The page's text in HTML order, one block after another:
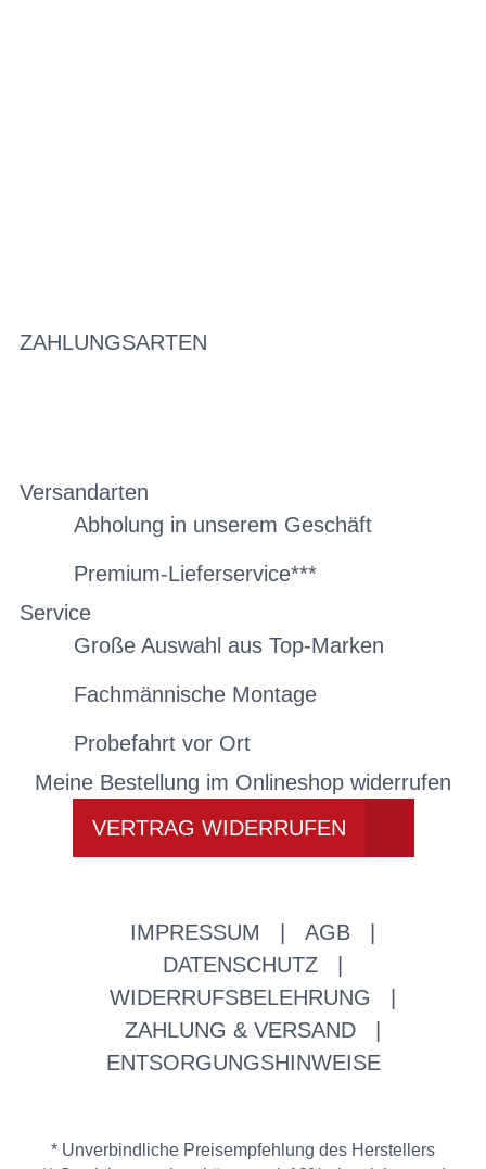
ZAHLUNGSARTEN
Versandarten
Abholung in unserem Geschäft
Premium-Lieferservice***
Service
Große Auswahl aus Top-Marken
Fachmännische Montage
Probefahrt vor Ort
Meine Bestellung im Onlineshop widerrufen
VERTRAG WIDERRUFEN
IMPRESSUM AGB
DATENSCHUTZ
WIDERRUFSBELEHRUNG
ZAHLUNG & VERSAND
ENTSORGUNGSHINWEISE
* Unverbindliche Preisempfehlung des Herstellers